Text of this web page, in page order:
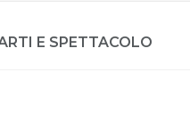
E SPETTACOLO